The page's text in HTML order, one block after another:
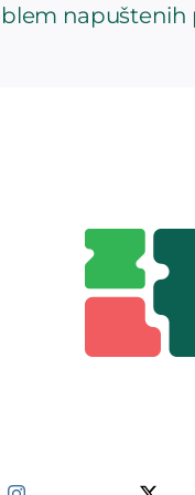
napuštenih